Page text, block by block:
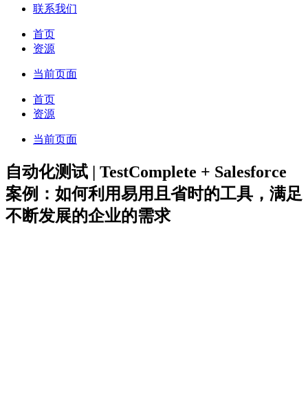
联系我们
首页
资源
当前页面
首页
资源
当前页面
自动化测试 | TestComplete + Salesforce
案例：如何利用易用且省时的工具，满足
不断发展的企业的需求